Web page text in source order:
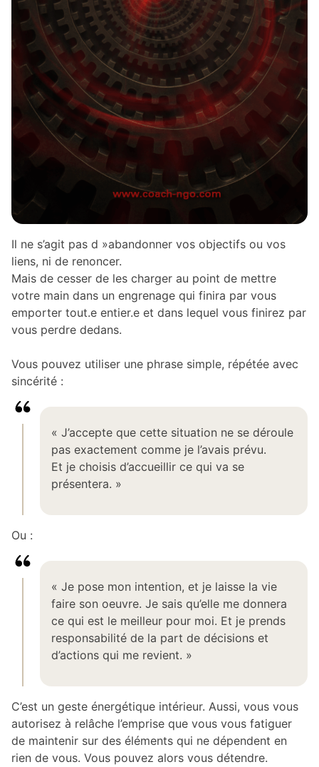
Il ne s’agit pas d »abandonner vos objectifs ou vos
liens, ni de renoncer.
Mais de cesser de les charger au point de mettre
votre main dans un engrenage qui finira par vous
emporter tout.e entier.e et dans lequel vous finirez par
vous perdre dedans.
Vous pouvez utiliser une phrase simple, répétée avec
sincérité :
« J’accepte que cette situation ne se déroule
pas exactement comme je l’avais prévu.
Et je choisis d’accueillir ce qui va se
présentera. »
Ou :
« Je pose mon intention, et je laisse la vie
faire son oeuvre. Je sais qu’elle me donnera
ce qui est le meilleur pour moi. Et je prends
responsabilité de la part de décisions et
d’actions qui me revient. »
C’est un geste énergétique intérieur. Aussi, vous vous
autorisez à relâche l’emprise que vous vous fatiguer
de maintenir sur des éléments qui ne dépendent en
rien de vous. Vous pouvez alors vous détendre.